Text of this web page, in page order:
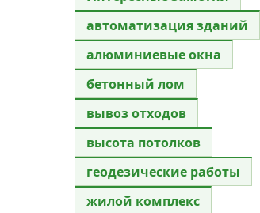
автоматизация зданий
алюминиевые окна
бетонный лом
вывоз отходов
высота потолков
геодезические работы
жилой комплекс